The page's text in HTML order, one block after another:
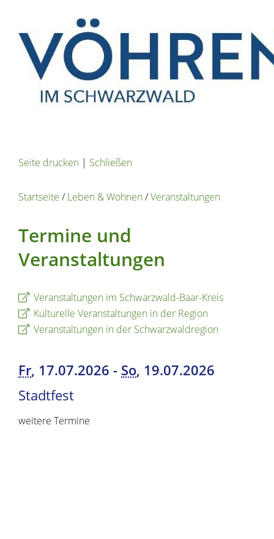
Seite drucken | Schließen
Startseite /Leben & Wohnen/Veranstaltungen
Termine und
Veranstaltungen
Veranstaltungen im Schwarzwald-Baar-Kreis
Kulturelle Veranstaltungen in der Region
Veranstaltungen in der Schwarzwaldregion
Fr, 17.07.2026 - So, 19.07.2026
Stadtfest
weitere Termine